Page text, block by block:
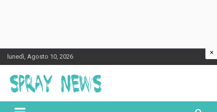
Skip
to
content
lunedì, Agosto 10, 2026
Spraynews.it
×